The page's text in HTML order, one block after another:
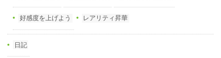
好感度を上げよう レアリティ昇華
日記